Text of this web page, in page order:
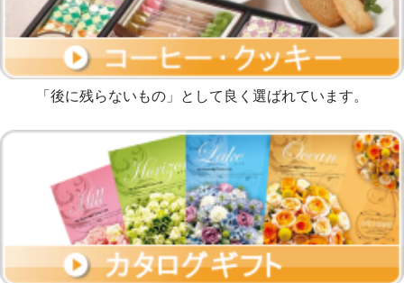
「後に残らないもの」として良く選ばれています。